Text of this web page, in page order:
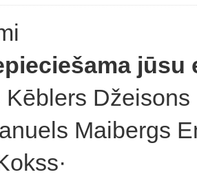
jūsu
Kēblers
Maibergs